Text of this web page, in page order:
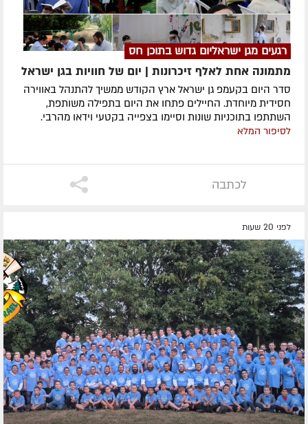
רגעים מגן ישראליום גדוש בתוכן חס
מתמונה אחת לאלף זיכרונות | יום של חוויות בגן ישראל
סדר היום בקעמפ גן ישראל ארץ הקודש ממשיך להתנהל באווירה
חסידית מיוחדת. החיילים פתחו את היום בתפילה משותפת,
השתתפו בתוכניות שונות וסיימו בצפייה בקטעי וידאו מהרבי.
לסיפור המלא
לכתבה
לפני 20 שעות